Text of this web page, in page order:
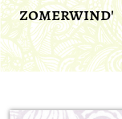
zomerwind'